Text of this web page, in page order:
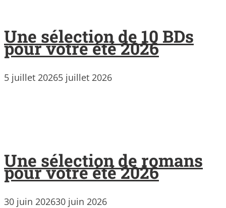
Une sélection de 10 BDs
pour votre été 2026
5 juillet 20265 juillet 2026
Une sélection de romans
pour votre été 2026
30 juin 202630 juin 2026